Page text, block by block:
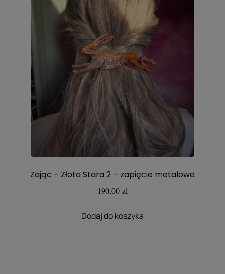
Zając – Złota Stara 2 – zapięcie metalowe
190,00 zł
Dodaj do koszyka